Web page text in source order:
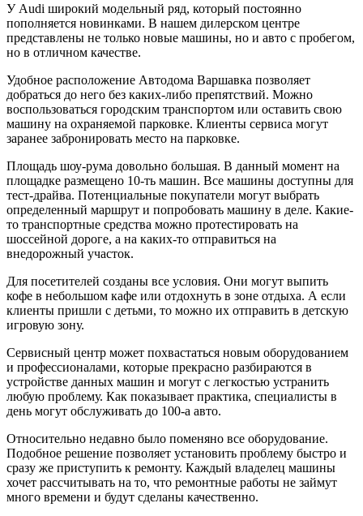
У Audi широкий модельный ряд, который постоянно
пополняется новинками. В нашем дилерском центре
представлены не только новые машины, но и авто с пробегом,
но в отличном качестве.
Удобное расположение Автодома Варшавка позволяет
добраться до него без каких-либо препятствий. Можно
воспользоваться городским транспортом или оставить свою
машину на охраняемой парковке. Клиенты сервиса могут
заранее забронировать место на парковке.
Площадь шоу-рума довольно большая. В данный момент на
площадке размещено 10-ть машин. Все машины доступны для
тест-драйва. Потенциальные покупатели могут выбрать
определенный маршрут и попробовать машину в деле. Какие-
то транспортные средства можно протестировать на
шоссейной дороге, а на каких-то отправиться на
внедорожный участок.
Для посетителей созданы все условия. Они могут выпить
кофе в небольшом кафе или отдохнуть в зоне отдыха. А если
клиенты пришли с детьми, то можно их отправить в детскую
игровую зону.
Сервисный центр может похвастаться новым оборудованием
и профессионалами, которые прекрасно разбираются в
устройстве данных машин и могут с легкостью устранить
любую проблему. Как показывает практика, специалисты в
день могут обслуживать до 100-а авто.
Относительно недавно было поменяно все оборудование.
Подобное решение позволяет установить проблему быстро и
сразу же приступить к ремонту. Каждый владелец машины
хочет рассчитывать на то, что ремонтные работы не займут
много времени и будут сделаны качественно.